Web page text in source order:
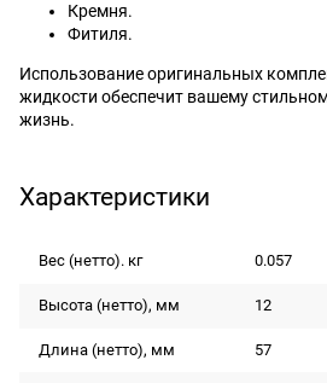
Кремня.
Фитиля.
Использование оригинальных
жидкости обеспечит вашему
жизнь.
Характеристики
Вес (нетто). кг 0.057
Высота (нетто), мм 12
Длина (нетто), мм 57